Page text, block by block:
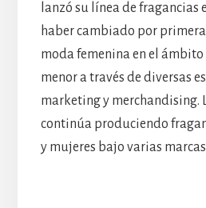
lanzó su línea de fragancias
haber cambiado por
moda femenina en el
menor a través de diversas
marketing y merchandising.
continúa produciendo
y mujeres bajo varias